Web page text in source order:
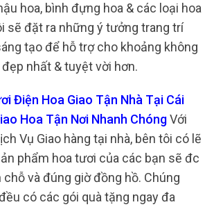
hoa, bình đựng hoa & các loại hoa
sẽ đặt ra những ý tưởng trang trí
tạo để hỗ trợ cho khoảng không
nhất & tuyệt vời hơn.
Điện Hoa Giao Tận Nhà Tại Cái
Hoa Tận Nơi Nhanh ChóngVới
Vụ Giao hàng tại nhà, bên tôi có lẽ
phẩm hoa tươi của các bạn sẽ đc
và đúng giờ đồng hồ. Chúng
có các gói quà tặng ngay đa